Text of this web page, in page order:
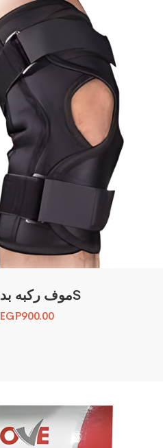
موف ركبه بدعامهS
EGP900.00